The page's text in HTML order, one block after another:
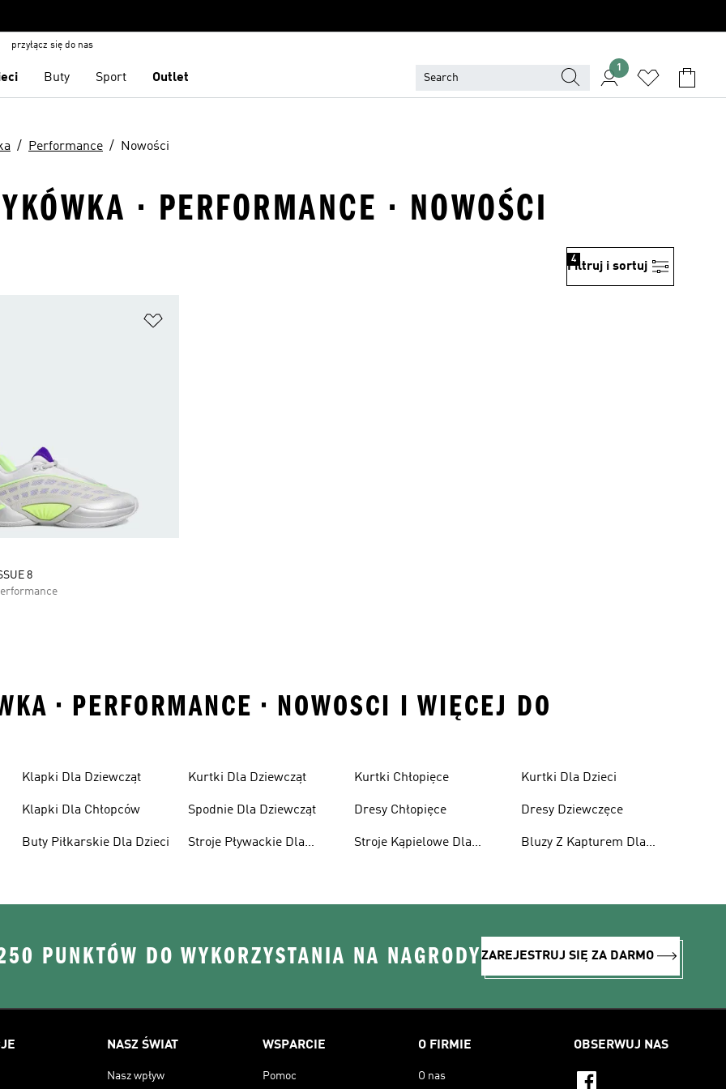
przyłącz się do nas
Buty Sport Outlet
1
Performance Nowości
· PERFORMANCE · NOWOŚCI
Filtruj i sortuj
4
8
• PERFORMANCE • NOWOSCI I WIĘCEJ DO
Klapki Dla Dziewcząt
Klapki Dla Chłopców
Buty Piłkarskie Dla Dzieci
Kurtki Dla Dziewcząt
Spodnie Dla Dziewcząt
Stroje Pływackie Dla
Kurtki Chłopięce
Dresy Chłopięce
Stroje Kąpielowe Dla
Kurtki Dla Dzieci
Dresy Dziewczęce
Bluzy Z Kapturem Dla
PUNKTÓW DO WYKORZYSTANIA NA NAGRODYZAREJESTRUJ SIĘ ZA DARMO
NASZ ŚWIAT
Nasz wpływ
WSPARCIE
Pomoc
O FIRMIE
O nas
OBSERWUJ NAS